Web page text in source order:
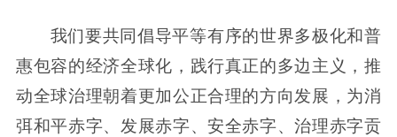
我们要共同倡导平等有序的世界多极化和普
惠包容的经济全球化，践行真正的多边主义，推
动全球治理朝着更加公正合理的方向发展，为消
弭和平赤字、发展赤字、安全赤字、治理赤字贡